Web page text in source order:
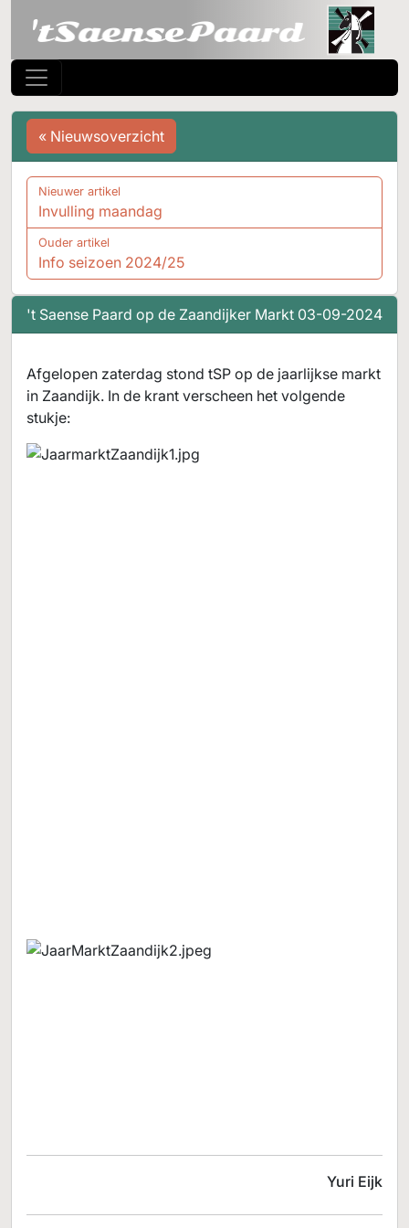
't Saense Paard op de Zaandijker Markt 03-09-2024
Afgelopen zaterdag stond tSP op de jaarlijkse markt
in Zaandijk. In de krant verscheen het volgende
stukje:
Yuri Eijk
« Nieuwsoverzicht
Nieuwer artikel
Invulling maandag
Ouder artikel
Info seizoen 2024/25